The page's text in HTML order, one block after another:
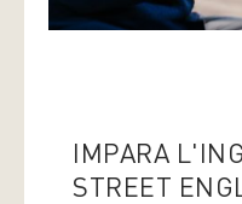
IMPARA
STREET